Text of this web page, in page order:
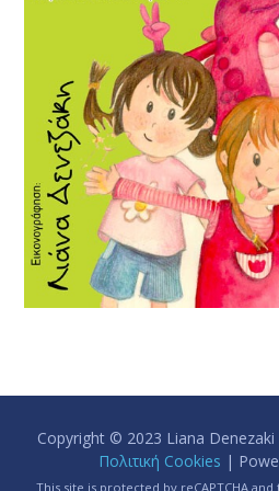
Copyright © 2023 Liana
Πολιτική Cookies |
This site is protected by reCAPTCHA